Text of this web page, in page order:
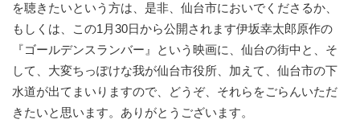
を聴きたいという方は、是非、仙台市においでくださるか、
もしくは、この1月30日から公開されます伊坂幸太郎原作の
『ゴールデンスランバー』という映画に、仙台の街中と、そ
して、大変ちっぽけな我が仙台市役所、加えて、仙台市の下
水道が出てまいりますので、どうぞ、それらをごらんいただ
きたいと思います。ありがとうございます。